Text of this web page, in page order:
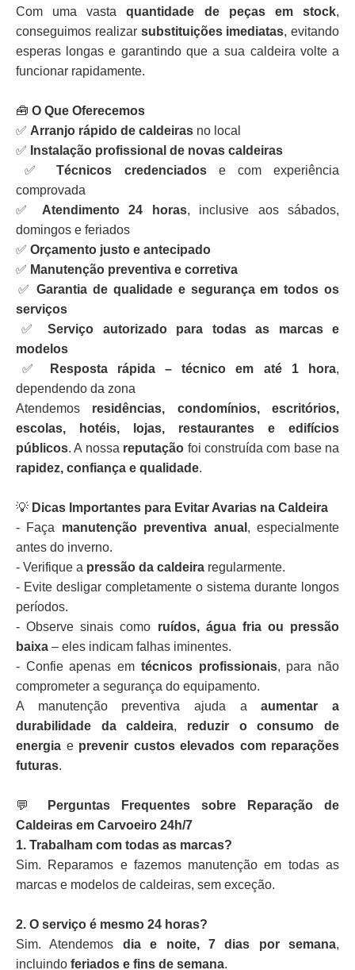
Com uma vastaquantidade de peças em stock,
conseguimos realizar substituições imediatas, evitando
esperas longas e garantindo que a sua caldeira volte a
funcionar rapidamente.
🧰 O Que Oferecemos
✅ Arranjo rápido de caldeiras no local
✅ Instalação profissional de novas caldeiras
✅Técnicos credenciadose com experiência
comprovada
✅ Atendimento 24 horas, inclusive aos sábados,
domingos e feriados
✅ Orçamento justo e antecipado
✅ Manutenção preventiva e corretiva
✅Garantia de qualidade e segurança em todos os
serviços
✅Serviço autorizado para todas as marcas e
modelos
✅
Resposta rápida – técnico em até 1 hora,
dependendo da zona
Atendemos residências, condomínios, escritórios,
escolas, hotéis, lojas, restaurantes e edifícios
públicos. A nossa reputação foi construída com base na
rapidez, confiança e qualidade.
💡 Dicas Importantes para Evitar Avarias na Caldeira
- Faça manutenção preventiva anual , especialmente
antes do inverno.
- Verifique a pressão da caldeira regularmente.
- Evite desligar completamente o sistema durante longos
períodos.
- Observe sinais como ruídos, água fria ou pressão
baixa – eles indicam falhas iminentes.
- Confie apenas em técnicos profissionais, para não
comprometer a segurança do equipamento.
A manutenção preventiva ajuda aaumentar a
durabilidade da caldeira, reduzir o consumo de
energia e prevenir custos elevados com reparações
futuras.
💬
Perguntas Frequentes sobre Reparação de
Caldeiras em Carvoeiro 24h/7
1. Trabalham com todas as marcas?
Sim. Reparamos e fazemos manutenção em todas as
marcas e modelos de caldeiras, sem exceção.
2. O serviço é mesmo 24 horas?
Sim. Atendemos dia e noite, 7 dias por semana,
incluindo feriados e fins de semana.